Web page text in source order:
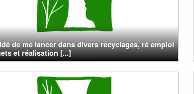
de me lancer dans divers recyclages, ré emploi
et réalisation [...]